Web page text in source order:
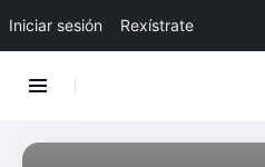
Iniciar sesión Rexístrate